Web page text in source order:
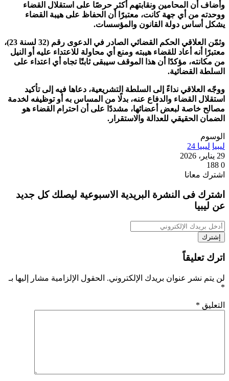
وأضاف أن المحامين ونقابتهم أكثر حرصًا على استقلال القضاء
ووحدته من أي جهة كانت، معتبرًا أن الحفاظ على هيبة القضاء
يشكل أساس دولة القانون والمؤسسات.
وثمّن العلاقي الحكم القضائي الصادر في الدعوى رقم (32 لسنة 23)،
معتبرًا أنه أعاد للقضاء هيبته ومنع أي محاولة للاعتداء عليه أو النيل
من مكانته، مؤكدًا أن هذا الموقف سيبقى ثابتًا تجاه أي اعتداء على
السلطة القضائية.
ووجّه العلاقي نداءً إلى السلطة التشريعية، دعاها فيه إلى تأكيد
استقلال القضاء والدفاع عنه، بدلًا من المساس به أو توظيفه لخدمة
مصالح خاصة لبعض أعضائها، مشددًا على أن احترام القضاء هو
الضمان الحقيقي للعدالة والاستقرار.
الوسوم
ليبيا ليبيا 24
29 يناير، 2026
0
اشترك معانا
اشترك فى النشرة البريدية الاسبوعية ليصلك كل جديد
عن ليبيا
أدخل
بريدك
الإلكتروني
اترك تعليقاً
لن يتم نشر عنوان بريدك الإلكتروني. الحقول الإلزامية مشار إليها بـ
*
التعليق *